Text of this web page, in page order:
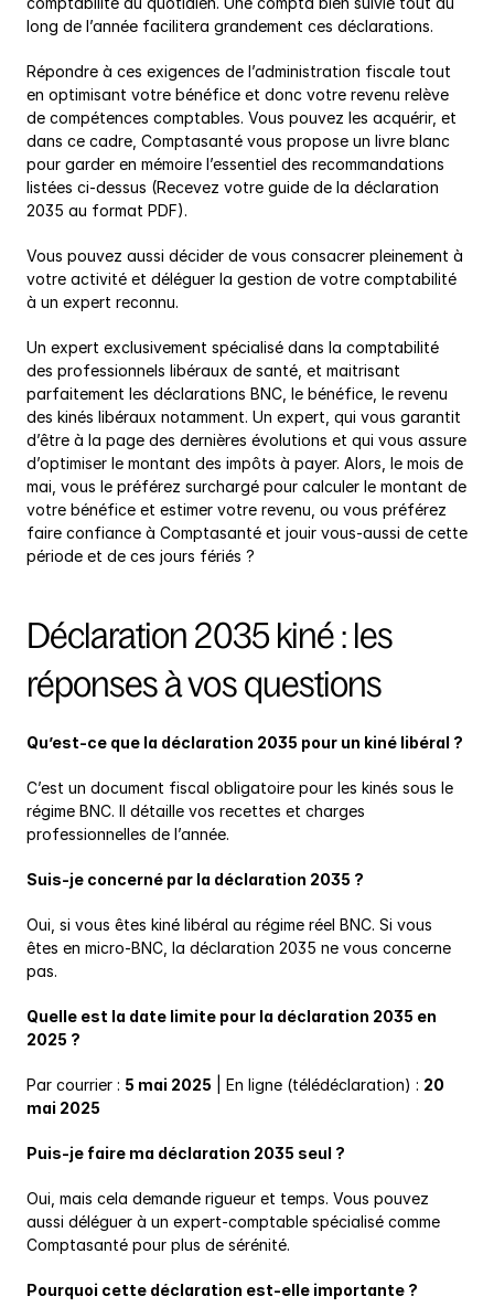
long de l’année facilitera grandement ces déclarations.
Répondre à ces exigences de l’administration fiscale tout
en optimisant votre bénéfice et donc votre revenu relève
de compétences comptables. Vous pouvez les acquérir, et
dans ce cadre, Comptasanté vous propose un livre blanc
pour garder en mémoire l’essentiel des recommandations
listées ci-dessus (Recevez votre guide de la déclaration
2035 au format PDF).
Vous pouvez aussi décider de vous consacrer pleinement à
votre activité et déléguer la gestion de votre comptabilité
à un expert reconnu.
Un expert exclusivement spécialisé dans la comptabilité
des professionnels libéraux de santé, et maitrisant
parfaitement les déclarations BNC, le bénéfice, le revenu
des kinés libéraux notamment. Un expert, qui vous garantit
d’être à la page des dernières évolutions et qui vous assure
d’optimiser le montant des impôts à payer. Alors, le mois de
mai, vous le préférez surchargé pour calculer le montant de
votre bénéfice et estimer votre revenu, ou vous préférez
faire confiance à Comptasanté et jouir vous-aussi de cette
période et de ces jours fériés ?
Déclaration 2035 kiné : les
réponses à vos questions
Qu’est-ce que la déclaration 2035 pour un kiné libéral ?
C’est un document fiscal obligatoire pour les kinés sous le
régime BNC. Il détaille vos recettes et charges
professionnelles de l’année.
Suis-je concerné par la déclaration 2035 ?
Oui, si vous êtes kiné libéral au régime réel BNC. Si vous
êtes en micro-BNC, la déclaration 2035 ne vous concerne
pas.
Quelle est la date limite pour la déclaration 2035 en
2025 ?
Par courrier : 5 mai 2025 | En ligne (télédéclaration) : 20
mai 2025
Puis-je faire ma déclaration 2035 seul ?
Oui, mais cela demande rigueur et temps. Vous pouvez
aussi déléguer à un expert-comptable spécialisé comme
Comptasanté pour plus de sérénité.
Pourquoi cette déclaration est-elle importante ?